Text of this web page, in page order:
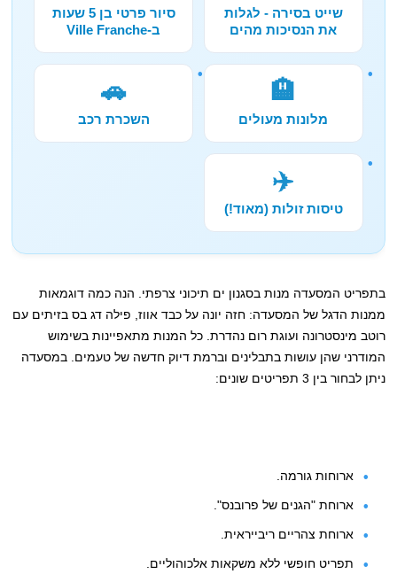
שייט בסירה - לגלות
את הנסיכות מהים
סיור פרטי בן 5 שעות
ב-Ville Franche
🏨
מלונות מעולים
🚗
השכרת רכב
✈️
טיסות זולות (מאוד!)
בתפריט המסעדה מנות בסגנון ים תיכוני צרפתי. הנה כמה דוגמאות
ממנות הדגל של המסעדה: חזה יונה על כבד אווז, פילה דג בס בזיתים עם
רוטב מינסטרונה ועוגת רום נהדרת. כל המנות מתאפיינות בשימוש
המודרני שהן עושות בתבלינים וברמת דיוק חדשה של טעמים. במסעדה
ניתן לבחור בין 3 תפריטים שונים:
ארוחות גורמה.
ארוחת "הגנים של פרובנס".
ארוחת צהריים ריבייראית.
תפריט חופשי ללא משקאות אלכוהוליים.